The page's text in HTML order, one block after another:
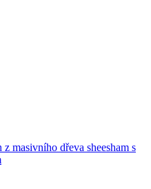
masivního dřeva sheesham s